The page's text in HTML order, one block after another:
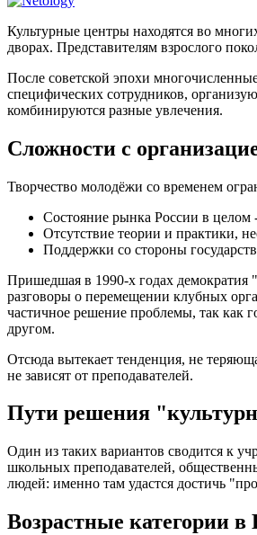
Культурные центры находятся во
дворах. Представителям взрослого
После советской эпохи
специфических сотрудников,
комбинируются разные увлечения.
Сложности с
Творчество молодёжи со временем
Состояние рынка России в целом
Отсутствие теории и практики,
Поддержки со стороны
Пришедшая в 1990-х годах демократия
разговоры о перемещении клубных
частичное решение проблемы, так как
другом.
Отсюда вытекает тенденция, не
не зависят от преподавателей.
Пути решения
Один из таких вариантов сводится к
школьных преподавателей,
людей: именно там удастся достичь
Возрастные категории в